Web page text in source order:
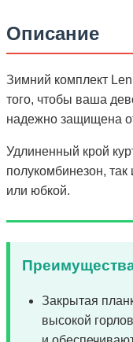
Описание
Зимний комплект
того, чтобы ваша
надежно защищена
Удлиненный крой
полукомбинезон,
или юбкой.
Закрытая
высокой